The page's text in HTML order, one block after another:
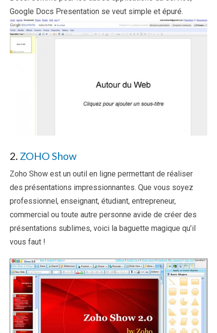
Google Docs Presentation se veut simple et épuré.
2. ZOHO Show
Zoho Show est un outil en ligne permettant de réaliser
des présentations impressionnantes. Que vous soyez
professionnel, enseignant, étudiant, entrepreneur,
commercial ou toute autre personne avide de créer des
présentations sublimes, voici la baguette magique qu’il
vous faut !